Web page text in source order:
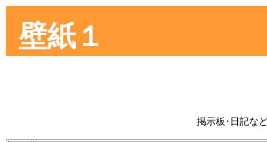
壁紙１
掲示板･日記な